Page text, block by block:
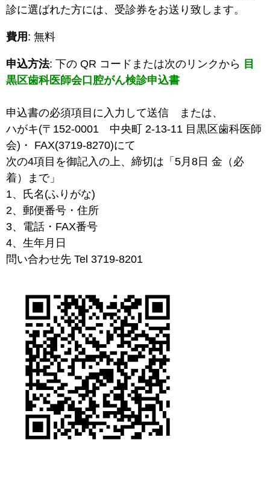
診に選ばれた方には、受診券をお送り致します。
費用 : 無料
申込方法: 下の QR コードまたは次のリンクから 目
黒区歯科医師会口腔がん検診申込書
申込書の必須項目に入力して送信 または、
ハがキ(〒152-0001 中央町 2-13-11 目黒区歯科医師
会)・ FAX(3719-8270)にて
次の4項目を御記入の上、締切は「5月8日 金（必
着）まで」
1、氏名(ふりがな)
2、郵便番号・住所
3、電話・FAX番号
4、生年月日
問い合わせ先 Tel 3719-8201